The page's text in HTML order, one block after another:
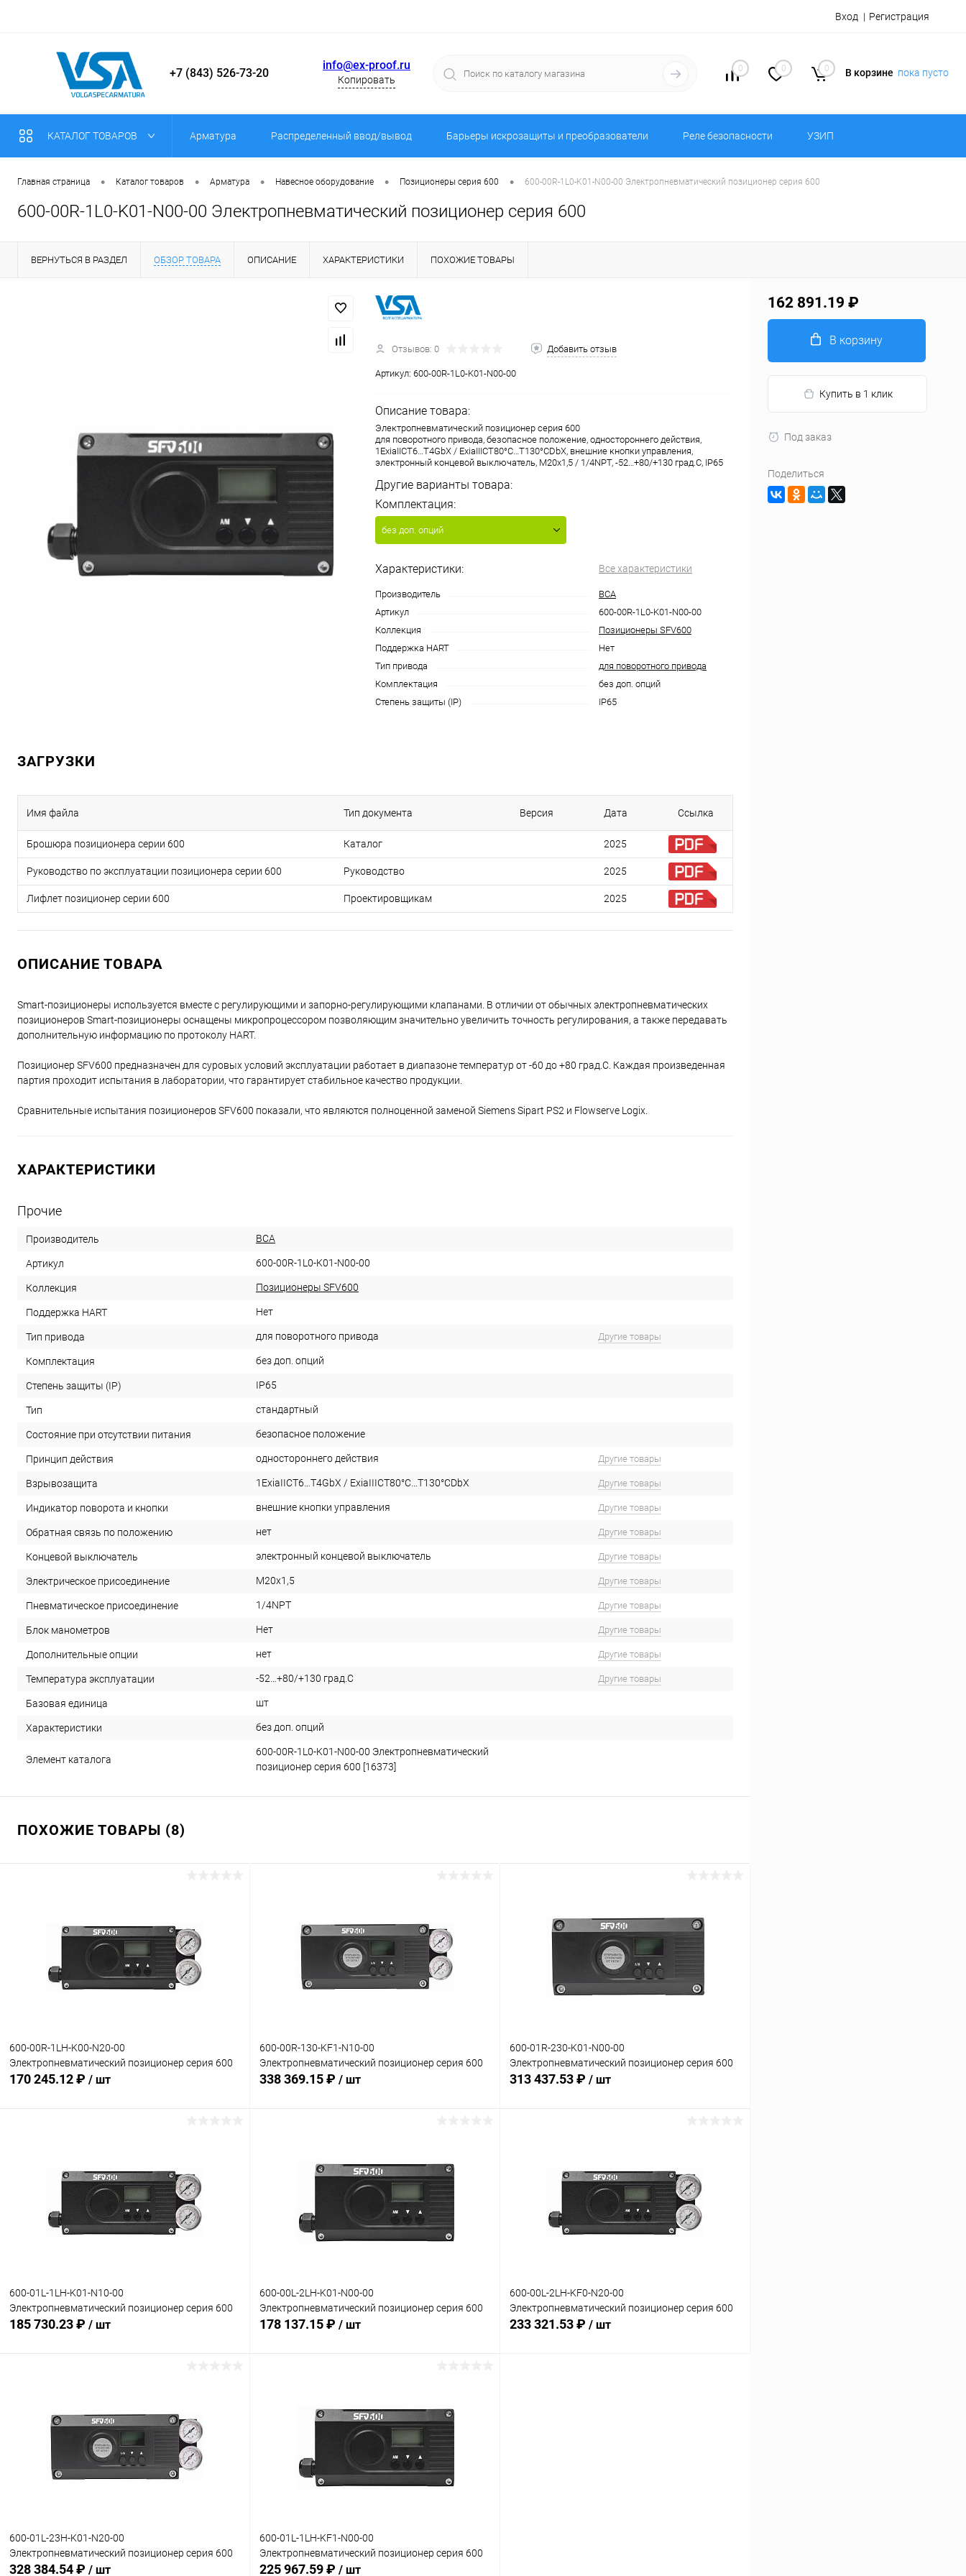
Вход Регистрация
+7 (843) 526-73-20
info@ex-proof.ru
Копировать
0 0 0 В корзине пока пусто
КАТАЛОГ ТОВАРОВ Арматура Распределенный ввод/вывод Барьеры искрозащиты и преобразователи Реле безопасности УЗИП
Главная страница • Каталог товаров • Арматура • Навесное оборудование • Позиционеры серия 600 • 600-00R-1L0-K01-N00-00 Электропневматический позиционер серия 600
600-00R-1L0-K01-N00-00 Электропневматический позиционер серия 600
ВЕРНУТЬСЯ В РАЗДЕЛ ОБЗОР ТОВАРА ОПИСАНИЕ ХАРАКТЕРИСТИКИ ПОХОЖИЕ ТОВАРЫ
Отзывов: 0 Добавить отзыв
Артикул: 600-00R-1L0-K01-N00-00
Описание товара:
Электропневматический позиционер серия 600
для поворотного привода, безопасное положение, одностороннего действия,
1ExiaIICT6…T4GbX / ExiaIIICT80°C…T130°CDbX, внешние кнопки управления,
электронный концевой выключатель, M20x1,5 / 1/4NPT, -52…+80/+130 град.С, IP65
Другие варианты товара:
Комплектация:
без доп. опций
Характеристики: Все характеристики
Производитель
ВСА
Артикул
600-00R-1L0-K01-N00-00
Коллекция
Позиционеры SFV600
Поддержка HART
Нет
Тип привода
для поворотного привода
Комплектация
без доп. опций
Степень защиты (IP)
IP65
ЗАГРУЗКИ
Имя файла Тип документа Версия Дата Ссылка
Брошюра позиционера серии 600 Каталог 2025
Руководство по эксплуатации позиционера серии 600 Руководство 2025
Лифлет позиционер серии 600 Проектировщикам 2025
ОПИСАНИЕ ТОВАРА
Smart-позиционеры используется вместе с регулирующими и запорно-регулирующими клапанами. В отличии от обычных электропневматических
позиционеров Smart-позиционеры оснащены микропроцессором позволяющим значительно увеличить точность регулирования, а также передавать
дополнительную информацию по протоколу HART.
Позиционер SFV600 предназначен для суровых условий эксплуатации работает в диапазоне температур от -60 до +80 град.С. Каждая произведенная
партия проходит испытания в лаборатории, что гарантирует стабильное качество продукции.
Сравнительные испытания позиционеров SFV600 показали, что являются полноценной заменой Siemens Sipart PS2 и Flowserve Logix.
ХАРАКТЕРИСТИКИ
Прочие
Производитель ВСА
Артикул 600-00R-1L0-K01-N00-00
Коллекция Позиционеры SFV600
Поддержка HART Нет
Тип привода для поворотного привода Другие товары
Комплектация без доп. опций
Степень защиты (IP) IP65
Тип стандартный
Состояние при отсутствии питания безопасное положение
Принцип действия одностороннего действия Другие товары
Взрывозащита 1ExiaIICT6…T4GbX / ExiaIIICT80°C…T130°CDbX Другие товары
Индикатор поворота и кнопки внешние кнопки управления Другие товары
Обратная связь по положению нет Другие товары
Концевой выключатель электронный концевой выключатель Другие товары
Электрическое присоединение M20x1,5 Другие товары
Пневматическое присоединение 1/4NPT Другие товары
Блок манометров Нет Другие товары
Дополнительные опции нет Другие товары
Температура эксплуатации -52…+80/+130 град.С Другие товары
Базовая единица шт
Характеристики без доп. опций
Элемент каталога
600-00R-1L0-K01-N00-00 Электропневматический
позиционер серия 600 [16373]
ПОХОЖИЕ ТОВАРЫ (8)
600-00R-1LH-K00-N20-00
Электропневматический позиционер серия 600
170 245.12 ₽ / шт
Купить в 1 клик Сравнение
Под заказ
Комплектация:
600-00R-130-KF1-N10-00
Электропневматический позиционер серия 600
338 369.15 ₽ / шт
Купить в 1 клик Сравнение
Под заказ
Комплектация:
600-01R-230-K01-N00-00
Электропневматический позиционер серия 600
313 437.53 ₽ / шт
Купить в 1 клик Сравнение
Под заказ
Комплектация:
600-01L-1LH-K01-N10-00
Электропневматический позиционер серия 600
185 730.23 ₽ / шт
Купить в 1 клик Сравнение
Под заказ
Комплектация:
600-00L-2LH-K01-N00-00
Электропневматический позиционер серия 600
178 137.15 ₽ / шт
Купить в 1 клик Сравнение
Под заказ
Комплектация:
600-00L-2LH-KF0-N20-00
Электропневматический позиционер серия 600
233 321.53 ₽ / шт
600-01L-23H-K01-N20-00
Электропневматический позиционер серия 600
328 384.54 ₽ / шт
600-01L-1LH-KF1-N00-00
Электропневматический позиционер серия 600
225 967.59 ₽ / шт
162 891.19 ₽
В корзину
Купить в 1 клик
Под заказ
Поделиться